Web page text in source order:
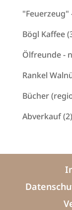
"Feuerzeug"
Bögl Kaffee
Ölfreunde -
Rankel
Bücher
Abverkauf 22